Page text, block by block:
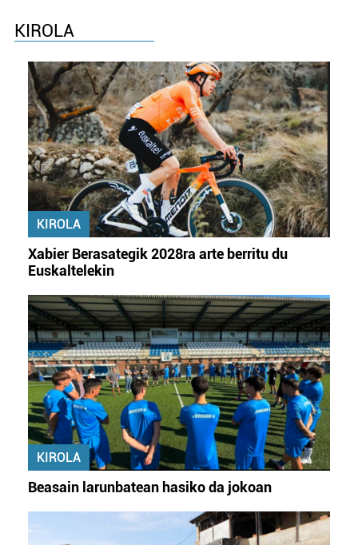
KIROLA
KIROLA
Xabier Berasategik 2028ra arte berritu du
Euskaltelekin
KIROLA
Beasain larunbatean hasiko da jokoan